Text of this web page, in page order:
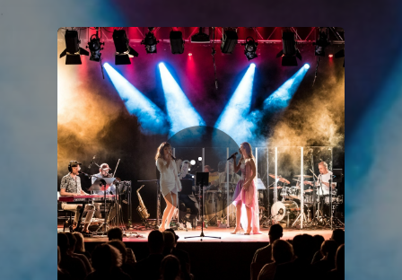
You're all set!